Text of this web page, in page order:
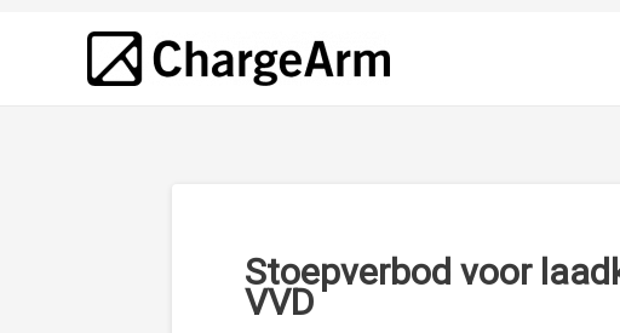
Stoepverbod voor
VVD